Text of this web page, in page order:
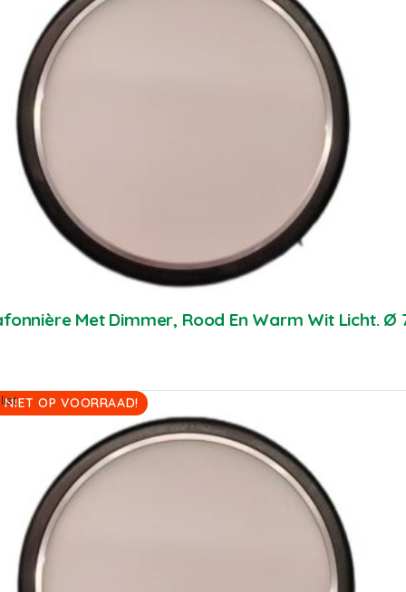
Met Dimmer, Rood En Warm Wit Licht. Ø
NIET OP VOORRAAD!